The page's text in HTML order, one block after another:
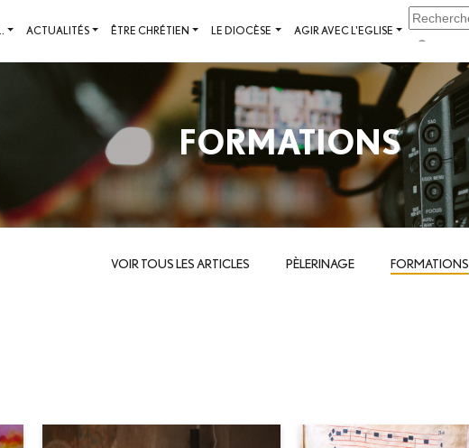
ACTUALITÉS ÊTRE CHRÉTIEN LE DIOCÈSE AGIR AVEC L'EGLISE
FORMATIONS
VOIR TOUS LES ARTICLES PÈLERINAGE FORMATIONS